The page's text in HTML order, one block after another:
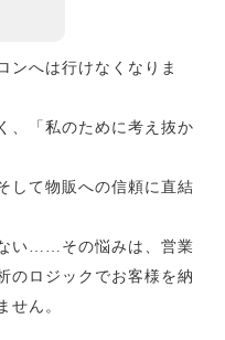
ンへは行けなくなりま
、「私のために考え抜か
して物販への信頼に直結
い……その悩みは、営業
のロジックでお客様を納
せん。